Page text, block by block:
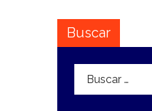
Buscar
Buscar: